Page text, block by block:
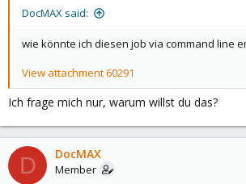
DocMAX said:
wie könnte ich diesen job via command line
View attachment 60291
Ich frage mich nur, warum willst du das?
D DocMAX
Member